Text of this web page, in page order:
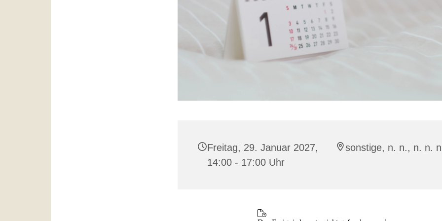
Freitag, 29. Januar 2027,
14:00 - 17:00 Uhr
sonstige, n. n., n. n.